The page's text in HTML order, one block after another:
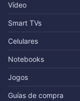
Vídeo
Smart TVs
Celulares
Notebooks
Jogos
Guías de compra